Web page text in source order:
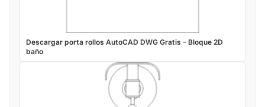
Descargar porta rollos AutoCAD DWG Gratis – Bloque 2D
baño